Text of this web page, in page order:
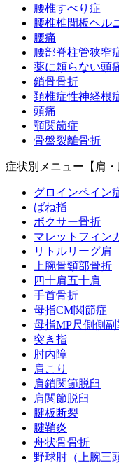
腰椎すべり症
腰椎椎間板ヘル
腰痛
腰部脊柱管狭窄
薬に頼らない頭
鎖骨骨折
頚椎症性神経根
頭痛
顎関節症
骨盤裂離骨折
症状別メニュー【肩・
グロインペイン
ばね指
ボクサー骨折
マレットフィン
リトルリーグ肩
上腕骨頸部骨折
四十肩五十肩
手首骨折
母指CM関節症
母指MP尺側側
突き指
肘内障
肩こり
肩鎖関節脱臼
肩関節脱臼
腱板断裂
腱鞘炎
舟状骨骨折
野球肘（上腕三